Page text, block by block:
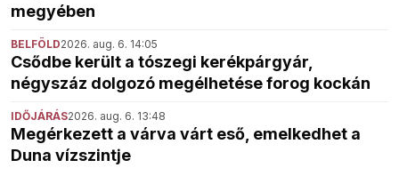
megyében
BELFÖLD2026. aug. 6. 14:05
Csődbe került a tószegi kerékpárgyár,
négyszáz dolgozó megélhetése forog kockán
IDŐJÁRÁS2026. aug. 6. 13:48
Megérkezett a várva várt eső, emelkedhet a
Duna vízszintje